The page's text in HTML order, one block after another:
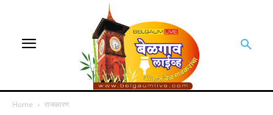
Home राजकारण